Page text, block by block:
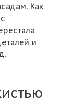
Как
и